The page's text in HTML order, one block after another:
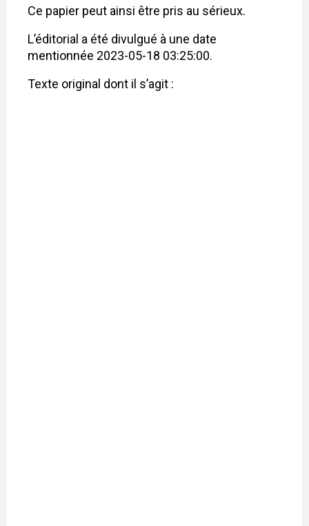
Ce papier peut ainsi être pris au sérieux.
L’éditorial a été divulgué à une date
mentionnée 2023-05-18 03:25:00.
Texte original dont il s’agit :